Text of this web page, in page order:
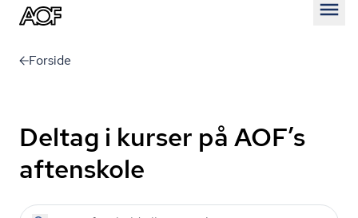
Forside
Deltag i kurser på AOF’s
aftenskole